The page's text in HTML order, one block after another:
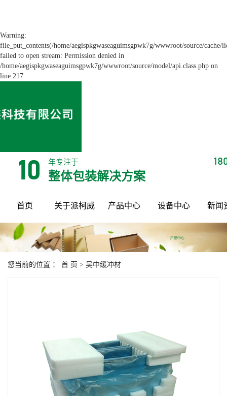
Warning:
file_put_contents(/home/aegispkgwaseaguimsgpwk7g/wwwroot/source/cache/
failed to open stream: Permission denied in
/home/aegispkgwaseaguimsgpwk7g/wwwroot/source/model/api.class.php on
line 217
10 年专注于
整体包装解决方案
首页 关于派柯威 产品中心 设备中心 新闻
您当前的位置 ： 首 页 > 吴中缓冲材